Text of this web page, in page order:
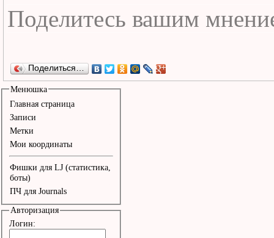
Поделиться…
Менюшка
Главная страница
Записи
Метки
Мои координаты
Фишки для LJ (статистика,
боты)
ПЧ для Journals
Авторизация
Логин: